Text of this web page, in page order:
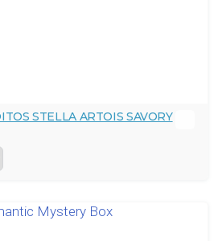
STELLA ARTOIS SAVORY